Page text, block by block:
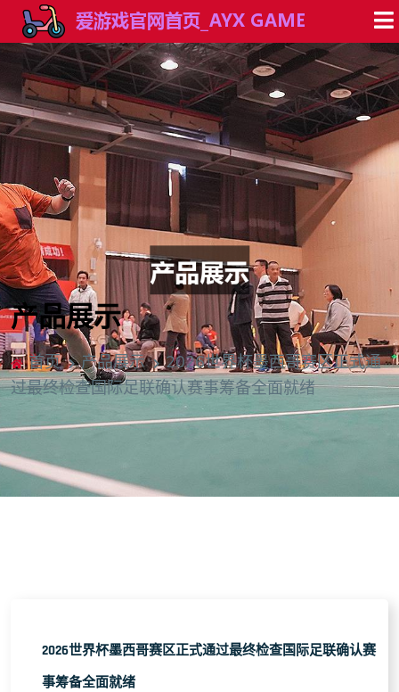
产品展示
首页 产品展示
2026世界杯墨西哥赛区正式通
过最终检查国际足联确认赛事筹备全面就绪
2026世界杯墨西哥赛区正式通过最终检查国际足联确认赛
事筹备全面就绪